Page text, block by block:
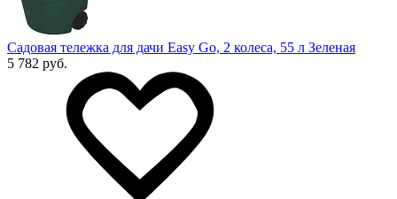
Садовая тележка для дачи Easy Go, 2 колеса, 55 л Зеленая
5 782 руб.